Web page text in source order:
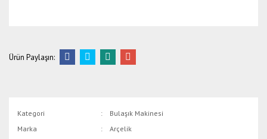
Ürün Paylaşın:
Kategori
Bulaşık Makinesi
Marka
Arçelik